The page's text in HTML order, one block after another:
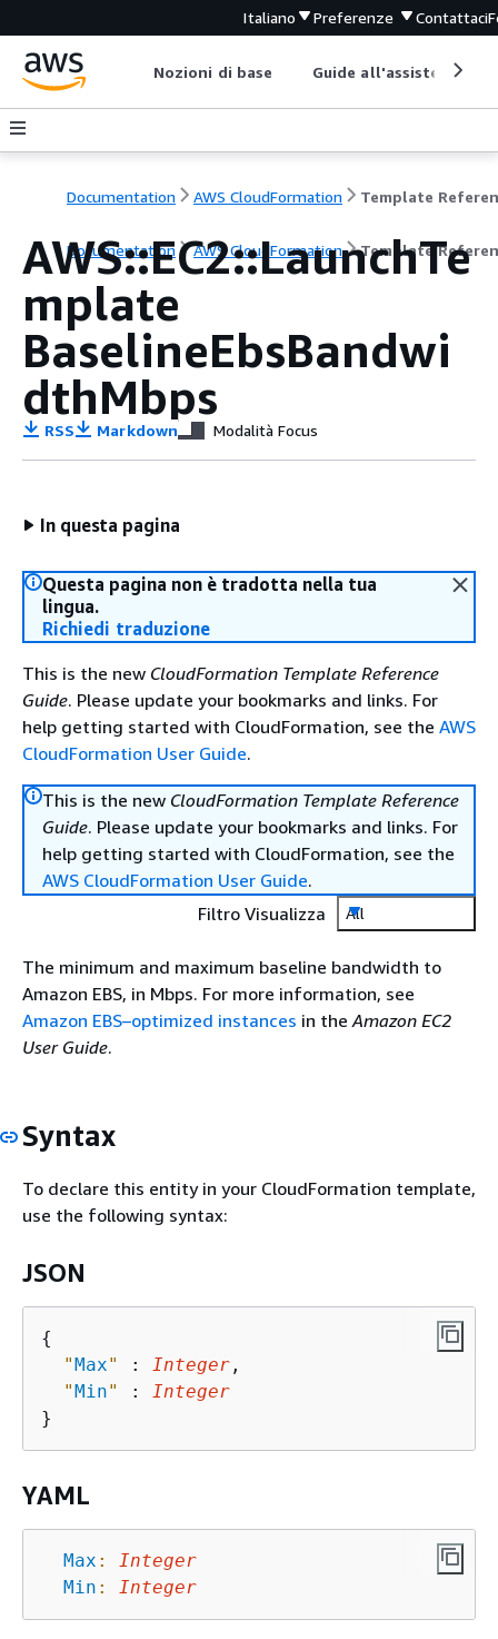
Italiano Preferenze Contattaci
Nozioni di base Guide all'assistenza
Documentation AWS CloudFormation Template
Documentation AWS CloudFormation Template
AWS::EC2::LaunchTe
mplate
BaselineEbsBandwi
dthMbps
RSS Markdown Modalità Focus
In questa pagina
Questa pagina non è tradotta nella tua
lingua.
Richiedi traduzione
This is the new CloudFormation Template Reference
Guide. Please update your bookmarks and links. For
help getting started with CloudFormation, see the AWS
CloudFormation User Guide.
This is the new CloudFormation Template Reference
Guide. Please update your bookmarks and links. For
help getting started with CloudFormation, see the
AWS CloudFormation User Guide.
Filtro Visualizza
All
The minimum and maximum baseline bandwidth to
Amazon EBS, in Mbps. For more information, see
Amazon EBS–optimized instances in theAmazon EC2
User Guide.
Syntax
To declare this entity in your CloudFormation template,
use the following syntax:
JSON
{
"Max" : Integer ,
"Min" :
Integer
YAML
Max :
Integer
Min : Integer